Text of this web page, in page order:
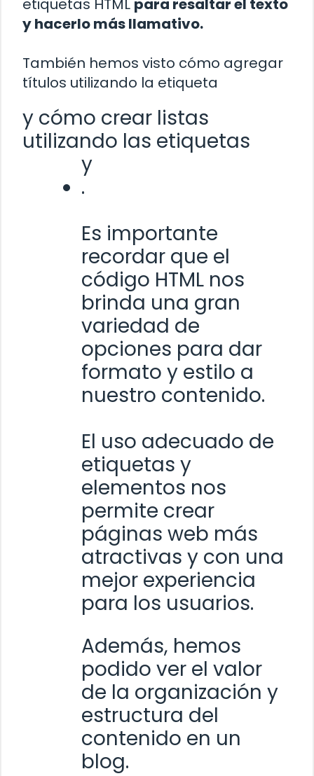
etiquetas HTML para resaltar el texto
y hacerlo más llamativo.
También hemos visto cómo agregar
títulos utilizando la etiqueta
y cómo crear listas
utilizando las etiquetas
y
.
Es importante
recordar que el
código HTML nos
brinda una gran
variedad de
opciones para dar
formato y estilo a
nuestro contenido.
El uso adecuado de
etiquetas y
elementos nos
permite crear
páginas web más
atractivas y con una
mejor experiencia
para los usuarios.
Además, hemos
podido ver el valor
de la organización y
estructura del
contenido en un
blog.